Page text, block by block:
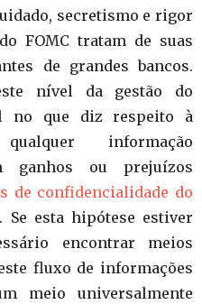
secretismo e rigor
FOMC tratam de suas
de grandes bancos.
nível da gestão do
no que diz respeito à
informação
ganhos ou prejuízos
de confidencialidade do
. Se esta hipótese estiver
encontrar meios
fluxo de informações
meio universalmente